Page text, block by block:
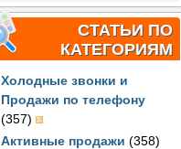
СТАТЬИ ПО
КАТЕГОРИЯМ
Холодные звонки и
Продажи по телефону
(357)
Активные продажи (358)